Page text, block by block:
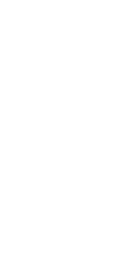
finden
kuenstler-
der